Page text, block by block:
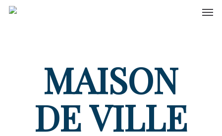
Skip
MAISON
DE VILLE